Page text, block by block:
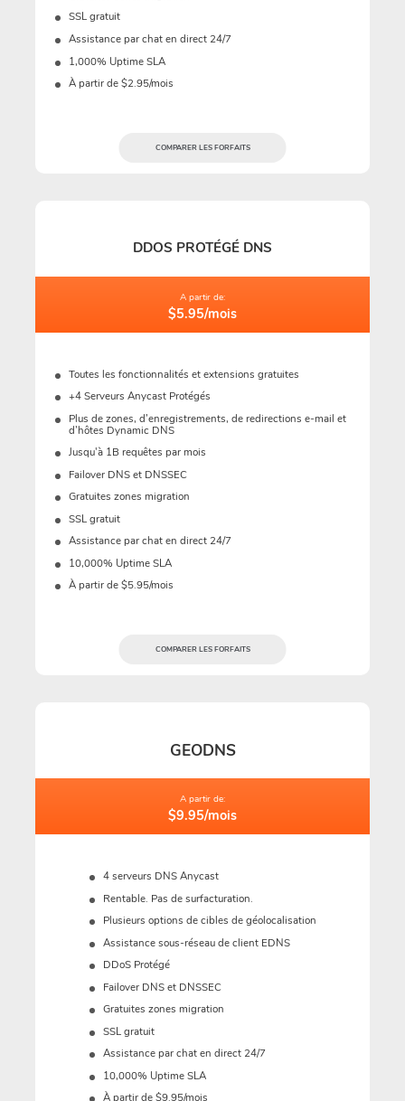
SSL gratuit
Assistance par chat en direct 24/7
1,000% Uptime SLA
À partir de $2.95/mois
COMPARER LES FORFAITS
DDOS PROTÉGÉ DNS
A partir de:
$5.95/mois
Toutes les fonctionnalités et extensions gratuites
+4 Serveurs Anycast Protégés
Plus de zones, d’enregistrements, de redirections e-mail et
d’hôtes Dynamic DNS
Jusqu'à 1B requêtes par mois
Failover DNS et DNSSEC
Gratuites zones migration
SSL gratuit
Assistance par chat en direct 24/7
10,000% Uptime SLA
À partir de $5.95/mois
COMPARER LES FORFAITS
GEODNS
A partir de:
$9.95/mois
4 serveurs DNS Anycast
Rentable. Pas de surfacturation.
Plusieurs options de cibles de géolocalisation
Assistance sous-réseau de client EDNS
DDoS Protégé
Failover DNS et DNSSEC
Gratuites zones migration
SSL gratuit
Assistance par chat en direct 24/7
10,000% Uptime SLA
À partir de $9.95/mois